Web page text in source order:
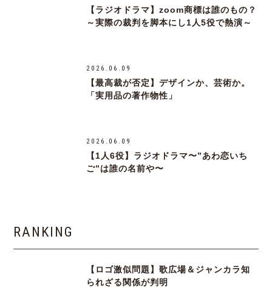
【ラジオドラマ】zoom商標は誰のもの？
～実際の裁判を脚本にし1人5役で熱演～
2026.06.09
【最高裁が否定】デザインか、芸術か。
「実用品の著作物性」
2026.06.09
【1人6役】ラジオドラマ〜”あわ恋いち
ご”は誰の名前や〜
RANKING
【ロゴ激似問題】歌広場＆ジャンカラ知
られざる関係が判明